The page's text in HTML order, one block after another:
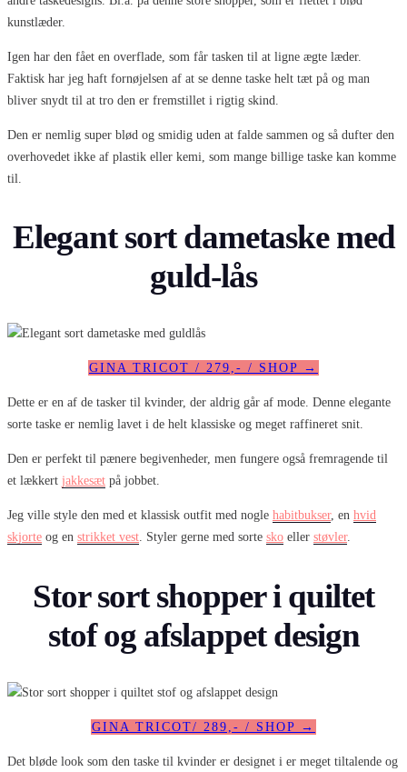
kunstlæder.
Igen har den fået en overflade, som får tasken til at ligne ægte læder.
Faktisk har jeg haft fornøjelsen af at se denne taske helt tæt på og man
bliver snydt til at tro den er fremstillet i rigtig skind.
Den er nemlig super blød og smidig uden at falde sammen og så dufter den
overhovedet ikke af plastik eller kemi, som mange billige taske kan komme
til.
Elegant sort dametaske med
guld-lås
GINA TRICOT / 279,- / SHOP →
Dette er en af de tasker til kvinder, der aldrig går af mode. Denne elegante
sorte taske er nemlig lavet i de helt klassiske og meget raffineret snit.
Den er perfekt til pænere begivenheder, men fungere også fremragende til
et lækkert jakkesæt på jobbet.
Jeg ville style den med et klassisk outfit med nogle habitbukser, en hvid
skjorte og en strikket vest. Styler gerne med sorte sko eller støvler.
Stor sort shopper i quiltet
stof og afslappet design
GINA TRICOT/ 289,- / SHOP →
Det bløde look som den taske til kvinder er designet i er meget tiltalende og